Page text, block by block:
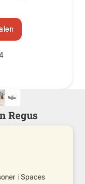
Regus
i Spaces